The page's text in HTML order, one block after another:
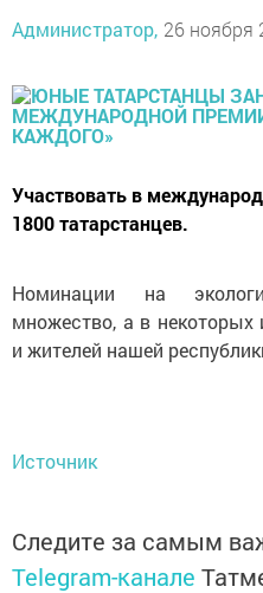
Администратор, 26 ноября
Участвовать в
1800 татарстанцев.
Номинации на
множество, а в некоторых
и жителей нашей
Источник
Следите за самым
Telegram-канале